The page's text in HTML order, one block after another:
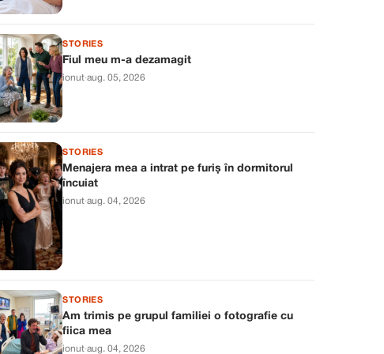
STORIES
Fiul meu m-a dezamagit
ionut·aug. 05, 2026
STORIES
Menajera mea a intrat pe furiș în dormitorul
încuiat
ionut·aug. 04, 2026
STORIES
Am trimis pe grupul familiei o fotografie cu
fiica mea
ionut·aug. 04, 2026